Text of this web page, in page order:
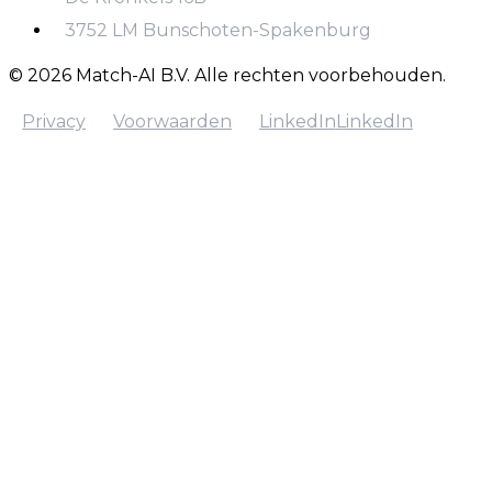
3752 LM Bunschoten-Spakenburg
© 2026 Match-AI B.V. Alle rechten voorbehouden.
Privacy
Voorwaarden
LinkedInLinkedIn